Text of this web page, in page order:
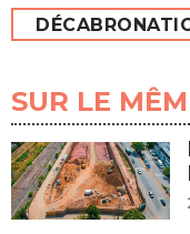
SUR LE